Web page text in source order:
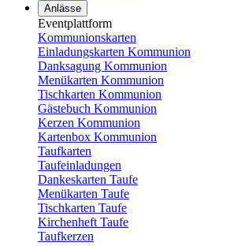
Anlässe
Eventplattform
Kommunionskarten
Einladungskarten Kommunion
Danksagung Kommunion
Menükarten Kommunion
Tischkarten Kommunion
Gästebuch Kommunion
Kerzen Kommunion
Kartenbox Kommunion
Taufkarten
Taufeinladungen
Dankeskarten Taufe
Menükarten Taufe
Tischkarten Taufe
Kirchenheft Taufe
Taufkerzen